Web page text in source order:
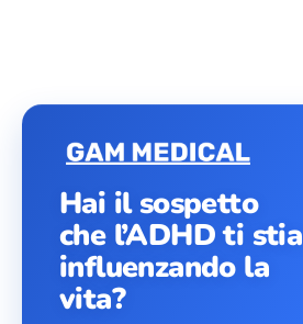
Hai il sospetto
che l’ADHD ti stia
influenzando la
vita?